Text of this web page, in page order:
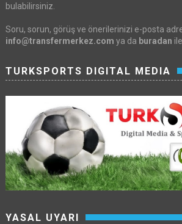
bulabilirsiniz.
Soru, sorun, görüş ve önerilerinizi e-posta
info@transfermerkez.com ya da buradan
TURKSPORTS DIGITAL MEDIA
YASAL UYARI